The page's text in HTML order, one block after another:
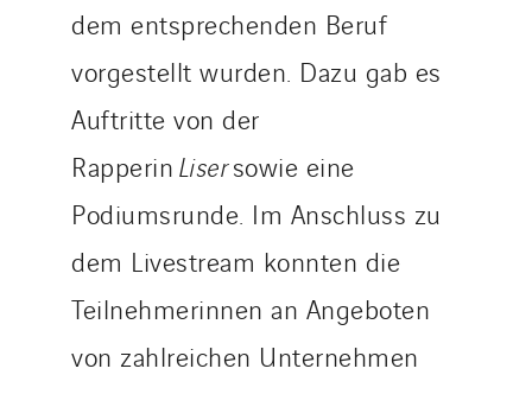
dem entsprechenden Beruf
vorgestellt wurden. Dazu gab es
Auftritte von der
RapperinLisersowie eine
Podiumsrunde. Im Anschluss zu
dem Livestream konnten die
Teilnehmerinnen an Angeboten
von zahlreichen Unternehmen
Spain
Switzerland
United Kingdom